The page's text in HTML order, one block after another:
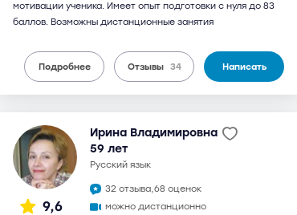
мотивации ученика. Имеет опыт подготовки с нуля до 83
баллов. Возможны дистанционные занятия
Подробнее Отзывы 34 Написать
9,6
Ирина Владимировна
59 лет
русский язык
32 отзыва,68 оценок
можно дистанционно